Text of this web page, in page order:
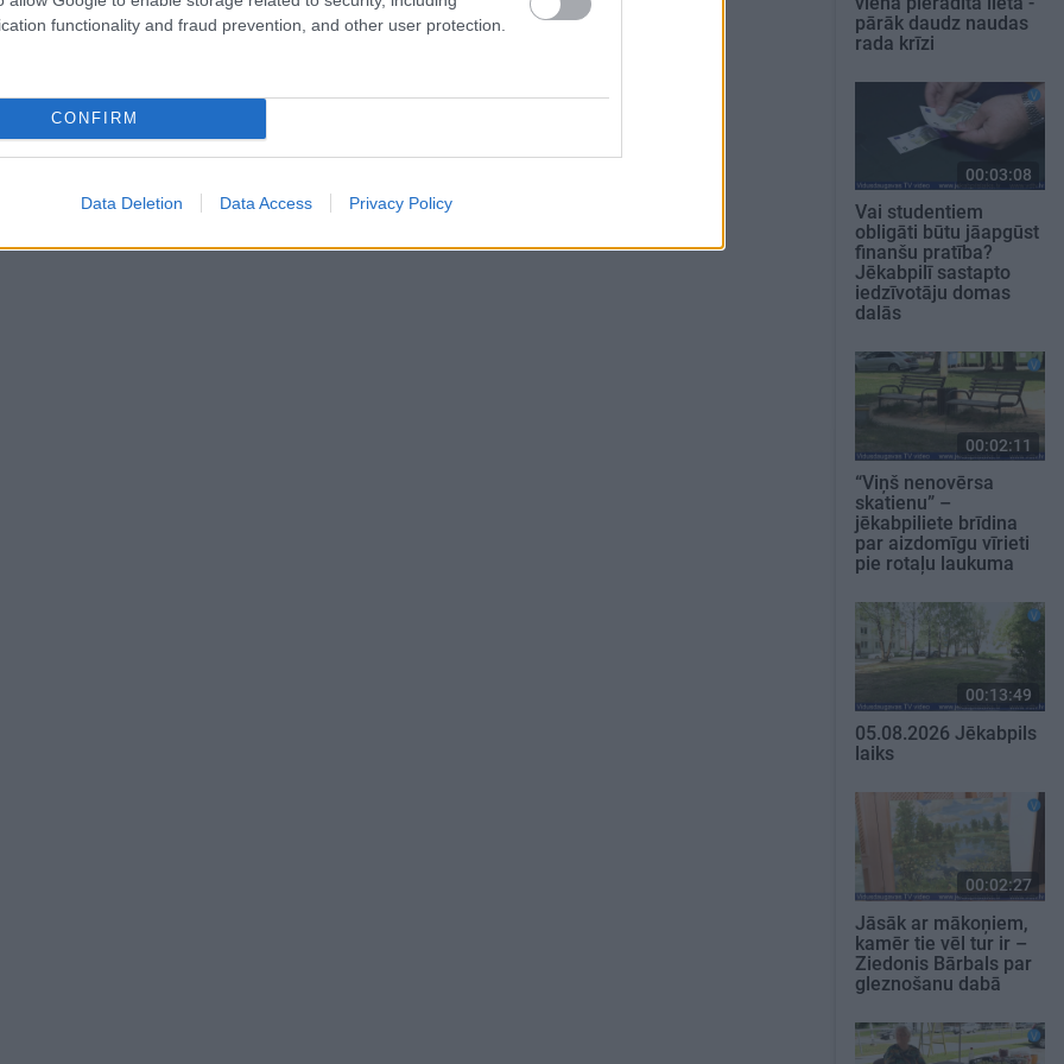
functionality and fraud prevention, and other user protection.
CONFIRM
Data Deletion Data Access Privacy Policy
pārāk daudz naudas
rada krīzi
00:03:08
Vai studentiem
obligāti būtu jāapgūst
finanšu pratība?
Jēkabpilī sastapto
iedzīvotāju domas
dalās
00:02:11
“Viņš nenovērsa
skatienu” –
jēkabpiliete brīdina
par aizdomīgu vīrieti
pie rotaļu laukuma
00:13:49
05.08.2026 Jēkabpils
laiks
00:02:27
Jāsāk ar mākoņiem,
kamēr tie vēl tur ir –
Ziedonis Bārbals par
gleznošanu dabā